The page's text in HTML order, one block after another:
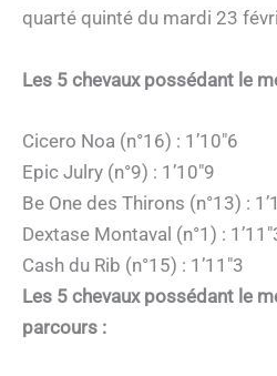
quarté quinté du mardi 23
Les 5 chevaux possédant le
Cicero Noa (n°16) : 1’10″6
Epic Julry (n°9) : 1’10″9
Be One des Thirons (n°13) :
Dextase Montaval (n°1) :
Cash du Rib (n°15) : 1’11″3
Les 5 chevaux possédant le
parcours :